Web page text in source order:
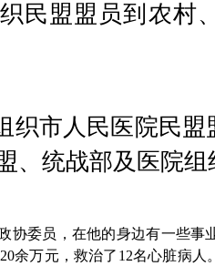
民盟盟员到农村
、统战部及医院
余万元，救治了12名心脏病